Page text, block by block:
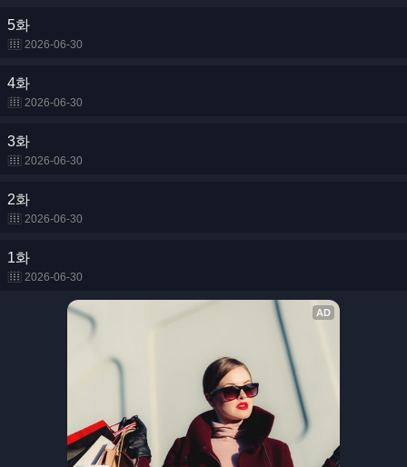
5화
2026-06-30
4화
2026-06-30
3화
2026-06-30
2화
2026-06-30
1화
2026-06-30